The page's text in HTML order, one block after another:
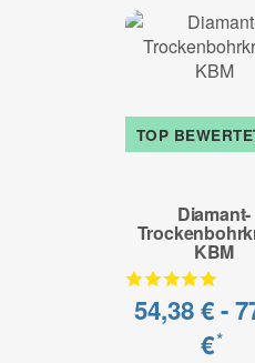
TOP
Diamant-
KBM
54,38 € -
€*